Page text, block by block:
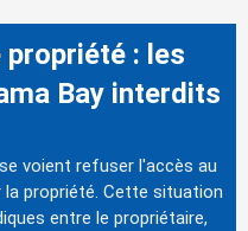
: les
Bay interdits
voient refuser l'accès au
la propriété. Cette situation
entre le propriétaire,